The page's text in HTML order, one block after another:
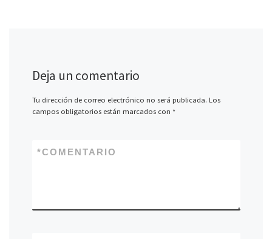
Deja un comentario
Tu dirección de correo electrónico no será publicada. Los
campos obligatorios están marcados con *
COMENTARIO
*